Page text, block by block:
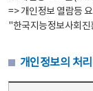
=> 개인정보 열람등
"한국지능정보사회진
개인정보의 처